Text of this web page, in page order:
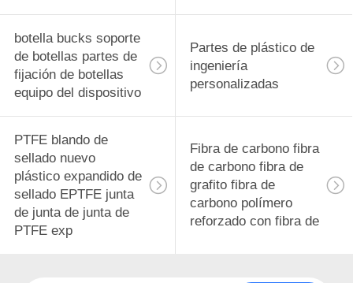
botella bucks soporte
de botellas partes de
fijación de botellas
equipo del dispositivo
Partes de plástico de
ingeniería
personalizadas
PTFE blando de
sellado nuevo
plástico expandido de
sellado EPTFE junta
de junta de junta de
PTFE exp
Fibra de carbono fibra
de carbono fibra de
grafito fibra de
carbono polímero
reforzado con fibra de